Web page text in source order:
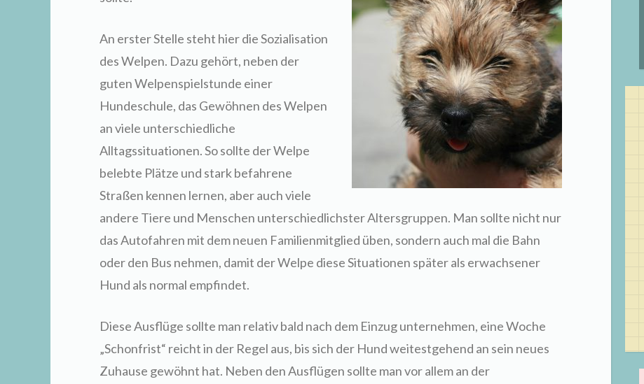
An erster Stelle steht hier die Sozialisation
des Welpen. Dazu gehört, neben der
guten Welpenspielstunde einer
Hundeschule, das Gewöhnen des Welpen
an viele unterschiedliche
Alltagssituationen. So sollte der Welpe
belebte Plätze und stark befahrene
Straßen kennen lernen, aber auch viele
andere Tiere und Menschen unterschiedlichster Altersgruppen. Man sollte nicht nur
das Autofahren mit dem neuen Familienmitglied üben, sondern auch mal die Bahn
oder den Bus nehmen, damit der Welpe diese Situationen später als erwachsener
Hund als normal empfindet.
Diese Ausflüge sollte man relativ bald nach dem Einzug unternehmen, eine Woche
„Schonfrist“ reicht in der Regel aus, bis sich der Hund weitestgehend an sein neues
Zuhause gewöhnt hat. Neben den Ausflügen sollte man vor allem an der